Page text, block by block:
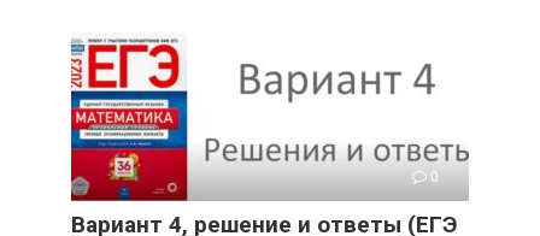
0
Вариант 4, решение и ответы (ЕГЭ